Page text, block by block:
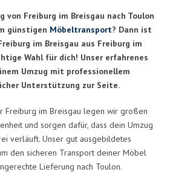
von Freiburg im Breisgau nach Toulon
günstigen Möbeltransport? Dann ist
im Breisgau aus Freiburg im
Wahl für dich! Unser erfahrenes
Umzug mit professionellem
Unterstützung zur Seite.
Freiburg im Breisgau legen wir großen
und sorgen dafür, dass dein Umzug
verläuft. Unser gut ausgebildetes
den sicheren Transport deiner Möbel
Lieferung nach Toulon.